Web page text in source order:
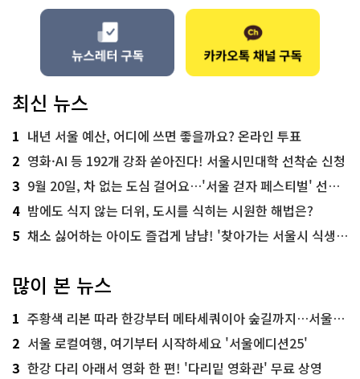
최신 뉴스
1 내년 서울 예산, 어디에 쓰면 좋을까요? 온라인 투표
2 영화·AI 등 192개 강좌 쏟아진다! 서울시민대학 선착순 신청
3 9월 20일, 차 없는 도심 걸어요…'서울 걷자 페스티벌' 선착순 5천명
4 밤에도 식지 않는 더위, 도시를 식히는 시원한 해법은?
5 채소 싫어하는 아이도 즐겁게 냠냠! '찾아가는 서울시 식생활 교육' 현장
많이 본 뉴스
1 주황색 리본 따라 한강부터 메타세쿼이아 숲길까지…서울둘레길 15코스
2 서울 로컬여행, 여기부터 시작하세요 '서울에디션25'
3 한강 다리 아래서 영화 한 편! '다리밑 영화관' 무료 상영